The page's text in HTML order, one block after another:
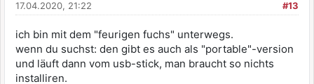
#13
17.04.2020, 21:22
ich bin mit dem "feurigen fuchs" unterwegs.
wenn du suchst: den gibt es auch als "portable"-version
und läuft dann vom usb-stick, man braucht so nichts
installiren.